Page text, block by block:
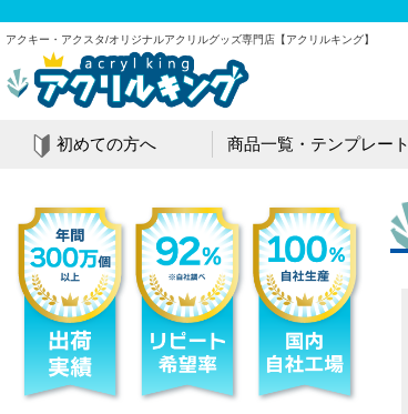
アクキー・アクスタ/オリジナルアクリルグッズ専門店 【アクリルキング】
初めての方へ 商品一覧・テンプレート